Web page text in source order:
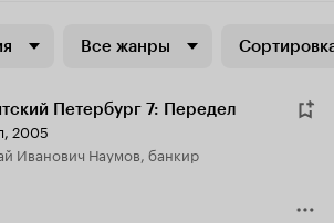
Все жанры
Петербург 7: Передел
2005
Иванович Наумов, банкир